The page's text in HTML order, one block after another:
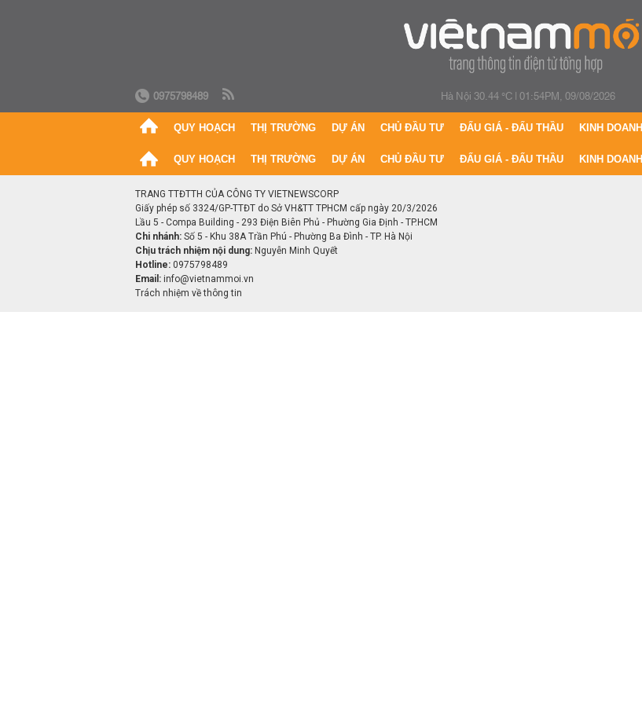
0975798489 Hà Nội 30.44 °C|01:54PM, 09/08/2026
QUY HOẠCH THỊ TRƯỜNG DỰ ÁN CHỦ ĐẦU TƯ ĐẤU GIÁ - ĐẤU THẦU KINH DOANH
QUY HOẠCH THỊ TRƯỜNG DỰ ÁN CHỦ ĐẦU TƯ ĐẤU GIÁ - ĐẤU THẦU KINH DOANH
TRANG TTĐTTH CỦA CÔNG TY VIETNEWSCORP
Giấy phép số 3324/GP-TTĐT do Sở VH&TT TPHCM cấp ngày 20/3/2026
Lầu 5 - Compa Building - 293 Điện Biên Phủ - Phường Gia Định - TP.HCM
Chi nhánh: Số 5 - Khu 38A Trần Phú - Phường Ba Đình - TP. Hà Nội
Chịu trách nhiệm nội dung: Nguyễn Minh Quyết
Hotline: 0975798489
Email: info@vietnammoi.vn
Trách nhiệm về thông tin